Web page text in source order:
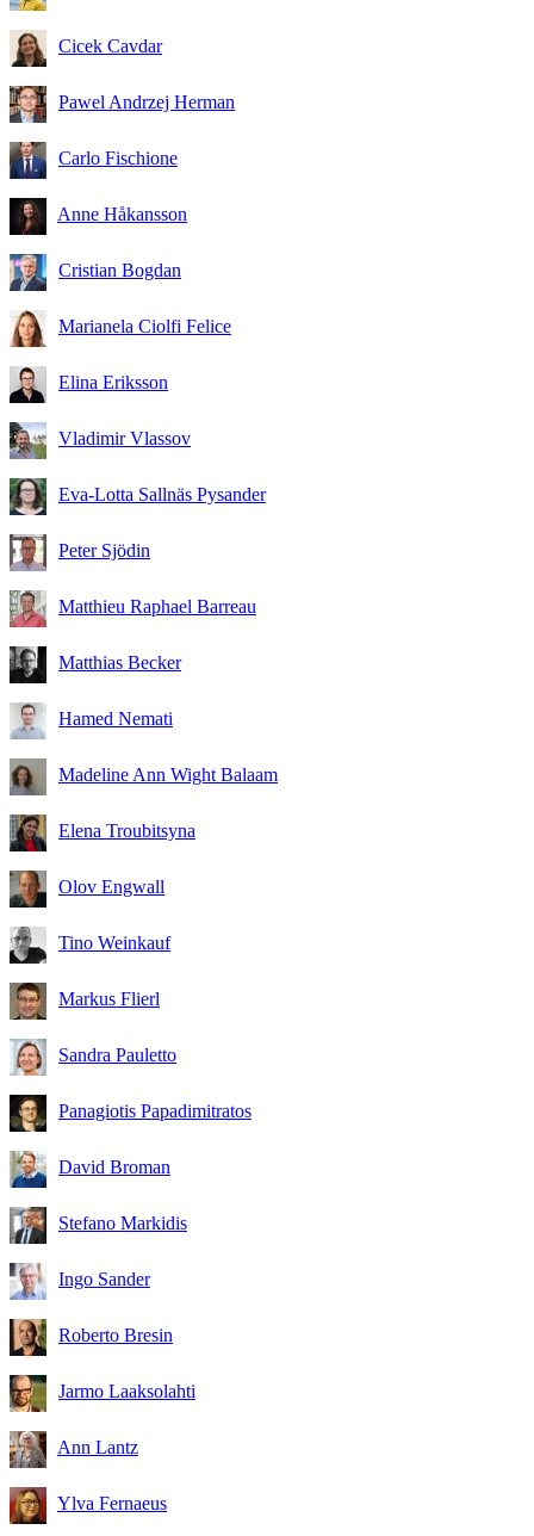
Cicek Cavdar
Pawel Andrzej Herman
Carlo Fischione
Anne Håkansson
Cristian Bogdan
Marianela Ciolfi Felice
Elina Eriksson
Vladimir Vlassov
Eva-Lotta Sallnäs Pysander
Peter Sjödin
Matthieu Raphael Barreau
Matthias Becker
Hamed Nemati
Madeline Ann Wight Balaam
Elena Troubitsyna
Olov Engwall
Tino Weinkauf
Markus Flierl
Sandra Pauletto
Panagiotis Papadimitratos
David Broman
Stefano Markidis
Ingo Sander
Roberto Bresin
Jarmo Laaksolahti
Ann Lantz
Ylva Fernaeus